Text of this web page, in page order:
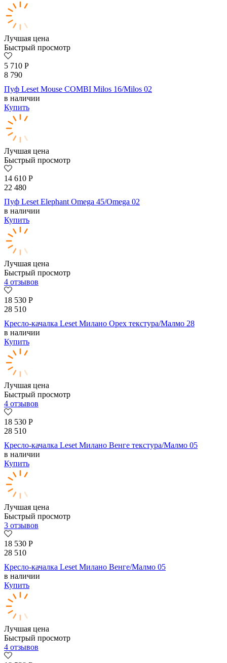
Лучшая цена
Быстрый просмотр
5 710 Р
8 790
Пуф Leset Mouse COMBI Milos 16/Milos 02
в наличии
Купить
Лучшая цена
Быстрый просмотр
14 610 Р
22 480
Пуф Leset Elephant Omega 45/Omega 02
в наличии
Купить
Лучшая цена
Быстрый просмотр
4 отзывов
18 530 Р
28 510
Кресло-качалка Leset Милано Орех текстура/Малмо 28
в наличии
Купить
Лучшая цена
Быстрый просмотр
4 отзывов
18 530 Р
28 510
Кресло-качалка Leset Милано Венге текстура/Малмо 05
в наличии
Купить
Лучшая цена
Быстрый просмотр
3 отзывов
18 530 Р
28 510
Кресло-качалка Leset Милано Венге/Малмо 05
в наличии
Купить
Лучшая цена
Быстрый просмотр
4 отзывов